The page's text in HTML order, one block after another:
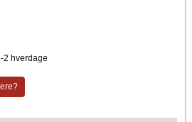
2 hverdage